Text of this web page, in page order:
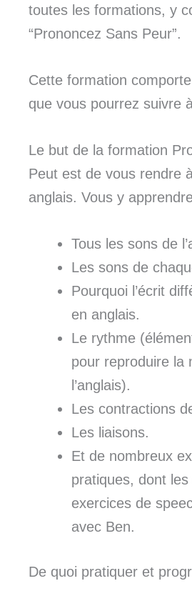
toutes les formations, y
“Prononcez Sans Peur”.
Cette formation
que vous pourrez suivre
Le but de la formation
Peut est de vous rendre à
anglais. Vous y
Tous les sons de
Les sons de
Pourquoi l’écrit
en anglais.
Le rythme
pour reproduire la
l’anglais).
Les contractions
Les liaisons.
Et de nombreux
pratiques, dont
exercices de
avec Ben.
De quoi pratiquer et